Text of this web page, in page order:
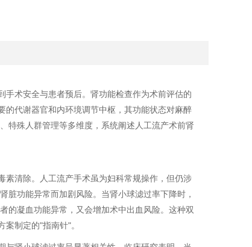
手术安全与患者预后。肾功能检查作为术前评估的
的代谢器官和内环境调节中枢，其功能状态对麻醉
特殊人群管理等多维度，系统阐述人工流产术前肾
素清除。人工流产手术虽为妇科常规操作，但仍涉
脏功能异常而加剧风险。当肾小球滤过率下降时，
的凝血功能异常，又会增加术中出血风险。这种双
制定的"指南针"。